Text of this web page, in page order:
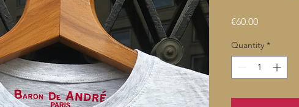
€60.00Price
Quantity *